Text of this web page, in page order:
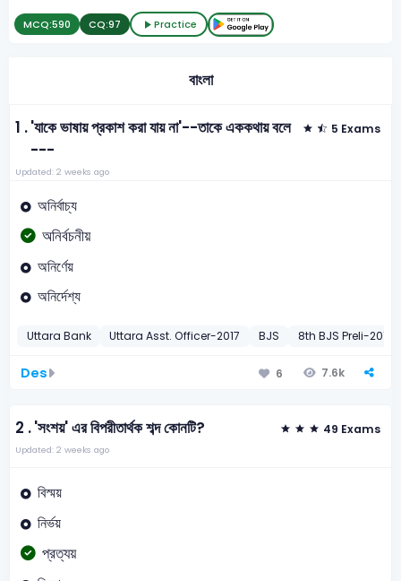
MCQ:590 CQ:97 Practice
বাংলা
1 .'যাকে ভাষায় প্রকাশ করা যায় না'--তাকে এককথায় বলে
---
5 Exams
Updated: 2 weeks ago
অনির্বাচ্য
অনির্বচনীয়
অনির্ণেয়
অনির্দেশ্য
Uttara Bank Uttara Asst. Officer-2017 BJS 8th BJS Preli-2013
Des 6 7.6k
2 .'সংশয়' এর বিপরীতার্থক শব্দ কোনটি? 49 Exams
Updated: 2 weeks ago
বিস্ময়
নির্ভয়
প্রত্যয়